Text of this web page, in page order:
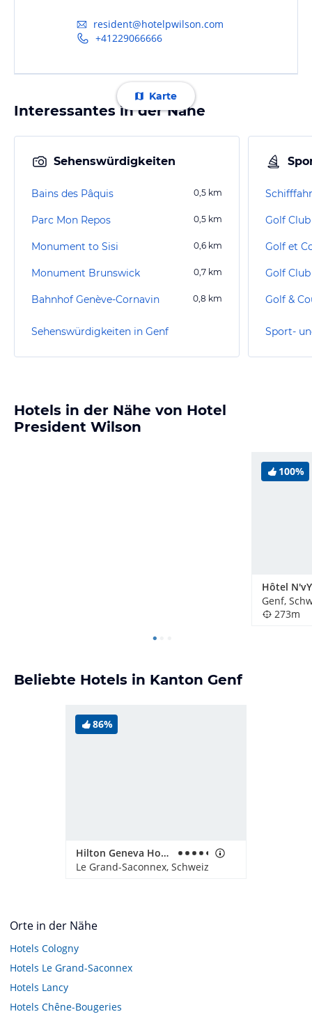
resident@hotelpwilson.com
+41229066666
Karte
Interessantes in der Nähe
Sehenswürdigkeiten
Bains des Pâquis 0,5 km
Parc Mon Repos 0,5 km
Monument to Sisi 0,6 km
Monument Brunswick 0,7 km
Bahnhof Genève-Cornavin 0,8 km
Sehenswürdigkeiten in Genf
Golf
Golf et
Golf
Sport-
Hotels in der Nähe von Hotel
President Wilson
100%
Hôtel N'vY
Genf,
273m
Beliebte Hotels in Kanton Genf
86%
Hilton Geneva Hotel & Conference Centre
Le Grand-Saconnex, Schweiz
Orte in der Nähe
Hotels Cologny
Hotels Le Grand-Saconnex
Hotels Lancy
Hotels Chêne-Bougeries